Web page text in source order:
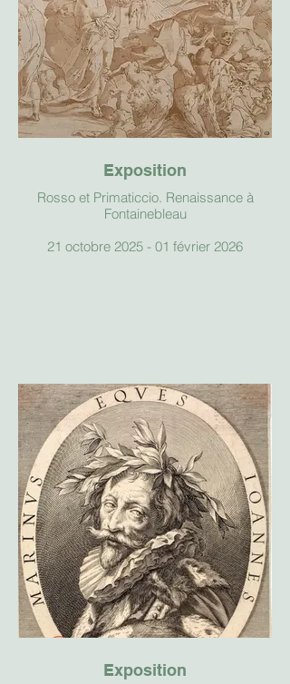
Exposition
Rosso et Primaticcio. Renaissance à
Fontainebleau
21 octobre 2025 - 01 février 2026
Exposition